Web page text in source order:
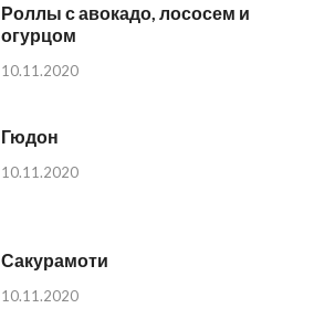
Роллы с авокадо, лососем и
огурцом
10.11.2020
Гюдон
10.11.2020
Сакурамоти
10.11.2020